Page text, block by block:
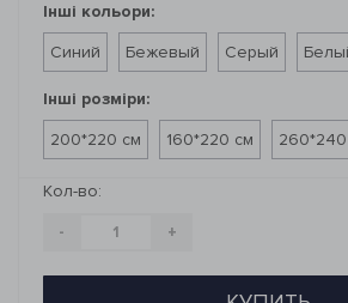
Інші кольори:
Синий
Бежевый Серый
Інші розміри:
200*220 см
160*220 см
Кол-во:
- +